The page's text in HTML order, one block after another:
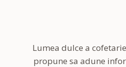
Lumea dulce a
propune sa adune